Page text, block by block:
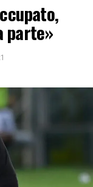
parte»